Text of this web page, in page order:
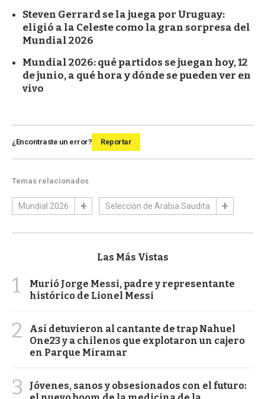
Steven Gerrard se la juega por Uruguay:
eligió a la Celeste como la gran sorpresa del
Mundial 2026
Mundial 2026: qué partidos se juegan hoy, 12
de junio, a qué hora y dónde se pueden ver en
vivo
¿Encontraste un error? Reportar
Temas relacionados
Mundial 2026 Selección de Arabia Saudita
Las Más Vistas
1
Murió Jorge Messi, padre y representante
histórico de Lionel Messi
2
Así detuvieron al cantante de trap Nahuel
One23 y a chilenos que explotaron un cajero
en Parque Miramar
3
Jóvenes, sanos y obsesionados con el futuro: